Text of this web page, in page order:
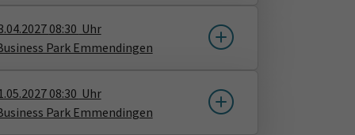
08:30 Uhr
Park Emmendingen
08:30 Uhr
Park Emmendingen